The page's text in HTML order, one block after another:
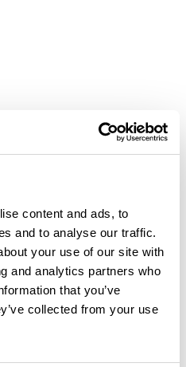
content and ads, to
and to analyse our traffic.
your use of our site with
and analytics partners who
that you’ve
collected from your use
un avis
de 33,8 km à proximité de